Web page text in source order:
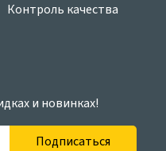
Контроль качества
и новинках!
Подписаться